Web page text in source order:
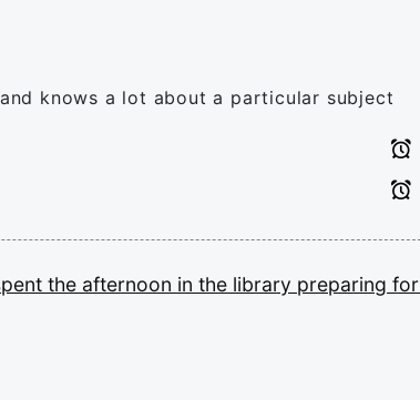
knows a lot about a particular subject
the afternoon in the library preparing for